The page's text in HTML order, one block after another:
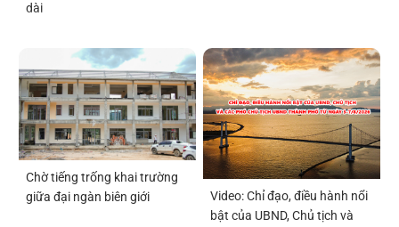
dài
Chờ tiếng trống khai trường
giữa đại ngàn biên giới
Video: Chỉ đạo, điều hành nổi
bật của UBND, Chủ tịch và